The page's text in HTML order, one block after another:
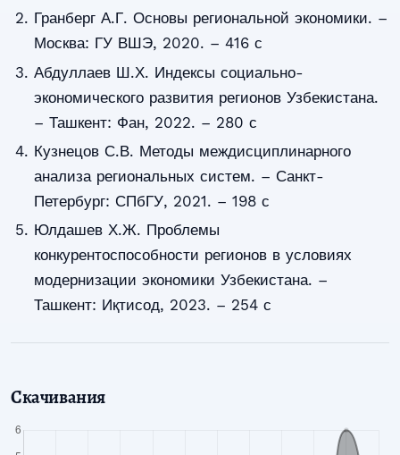
Гранберг А.Г. Основы региональной экономики. –
Москва: ГУ ВШЭ, 2020. – 416 с
Абдуллаев Ш.Х. Индексы социально-
экономического развития регионов Узбекистана.
– Ташкент: Фан, 2022. – 280 с
Кузнецов С.В. Методы междисциплинарного
анализа региональных систем. – Санкт-
Петербург: СПбГУ, 2021. – 198 с
Юлдашев Х.Ж. Проблемы
конкурентоспособности регионов в условиях
модернизации экономики Узбекистана. –
Ташкент: Иқтисод, 2023. – 254 с
Скачивания